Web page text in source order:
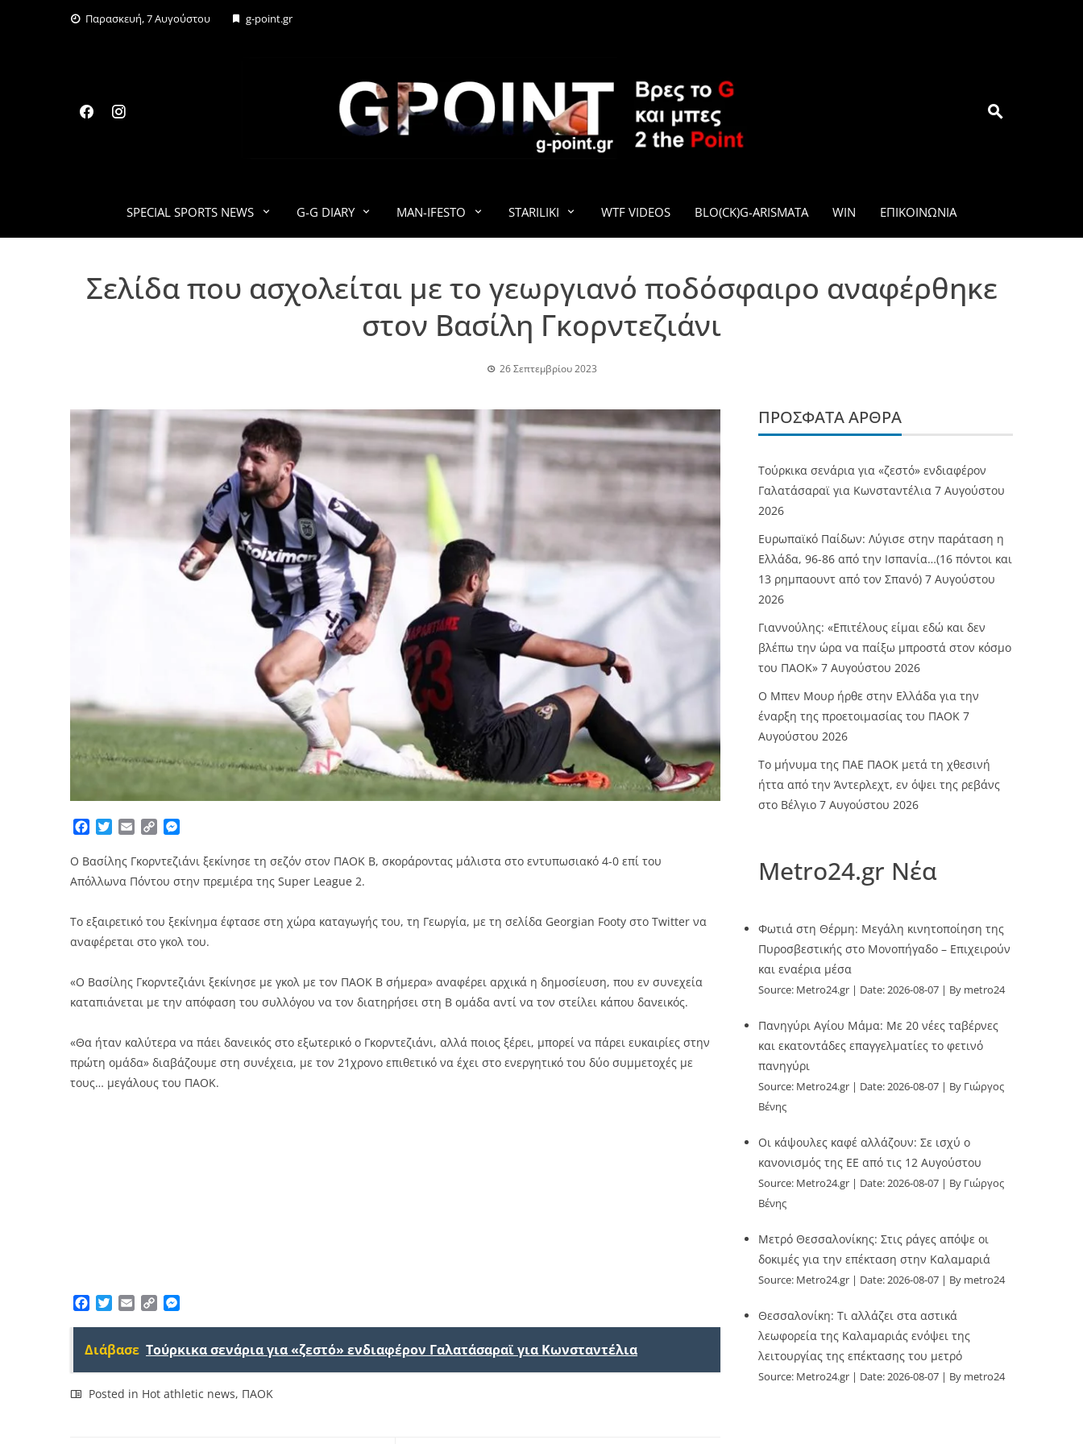
Παρασκευή, 7 Αυγούστου g-point.gr
G-POINT.GR
SPECIAL SPORTS NEWS G-G DIARY MAN-IFESTO STARILIKI WTF VIDEOS BLO(CK)G-ARISMATA WIN ΕΠΙΚΟΙΝΩΝΊΑ
Σελίδα που ασχολείται με το γεωργιανό ποδόσφαιρο αναφέρθηκε
στον Βασίλη Γκορντεζιάνι
26 Σεπτεμβρίου 2023
Facebook
TwitterEmailCopy
Ο Βασίλης Γκορντεζιάνι ξεκίνησε τη σεζόν στον ΠΑΟΚ Β, σκοράροντας μάλιστα στο εντυπωσιακό 4-0 επί του
Απόλλωνα Πόντου στην πρεμιέρα της Super League 2.
Το εξαιρετικό του ξεκίνημα έφτασε στη χώρα καταγωγής του, τη Γεωργία, με τη σελίδα Georgian Footy στο Twitter να
αναφέρεται στο γκολ του.
«Ο Βασίλης Γκορντεζιάνι ξεκίνησε με γκολ με τον ΠΑΟΚ Β σήμερα» αναφέρει αρχικά η δημοσίευση, που εν συνεχεία
καταπιάνεται με την απόφαση του συλλόγου να τον διατηρήσει στη Β ομάδα αντί να τον στείλει κάπου δανεικός.
«Θα ήταν καλύτερα να πάει δανεικός στο εξωτερικό ο Γκορντεζιάνι, αλλά ποιος ξέρει, μπορεί να πάρει ευκαιρίες στην
πρώτη ομάδα» διαβάζουμε στη συνέχεια, με τον 21χρονο επιθετικό να έχει στο ενεργητικό του δύο συμμετοχές με
τους… μεγάλους του ΠΑΟΚ.
Facebook
TwitterEmailCopy
Διάβασε Τούρκικα σενάρια για «ζεστό» ενδιαφέρον Γαλατάσαραϊ για Κωνσταντέλια
Posted in Hot athletic news, ΠΑΟΚ
ΠΡΌΣΦΑΤΑ ΆΡΘΡΑ
Τούρκικα σενάρια για «ζεστό» ενδιαφέρον
Γαλατάσαραϊ για Κωνσταντέλια 7 Αυγούστου
2026
Ευρωπαϊκό Παίδων: Λύγισε στην παράταση η
Ελλάδα, 96-86 από την Ισπανία…(16 πόντοι και
13 ρημπαουντ από τον Σπανό) 7 Αυγούστου
2026
Γιαννούλης: «Επιτέλους είμαι εδώ και δεν
βλέπω την ώρα να παίξω μπροστά στον κόσμο
του ΠΑΟΚ» 7 Αυγούστου 2026
O Mπεν Μουρ ήρθε στην Ελλάδα για την
έναρξη της προετοιμασίας του ΠΑΟΚ 7
Αυγούστου 2026
Το μήνυμα της ΠΑΕ ΠΑΟΚ μετά τη χθεσινή
ήττα από την Άντερλεχτ, εν όψει της ρεβάνς
στο Βέλγιο 7 Αυγούστου 2026
Metro24.gr Νέα
Φωτιά στη Θέρμη: Μεγάλη κινητοποίηση της
Πυροσβεστικής στο Μονοπήγαδο – Επιχειρούν
και εναέρια μέσα
Source: Metro24.gr Date: 2026-08-07 By metro24
Πανηγύρι Αγίου Μάμα: Με 20 νέες ταβέρνες
και εκατοντάδες επαγγελματίες το φετινό
πανηγύρι
Source: Metro24.gr Date: 2026-08-07
By Γιώργος
Βένης
Οι κάψουλες καφέ αλλάζουν: Σε ισχύ ο
κανονισμός της ΕΕ από τις 12 Αυγούστου
Source: Metro24.gr Date: 2026-08-07
By Γιώργος
Βένης
Μετρό Θεσσαλονίκης: Στις ράγες απόψε οι
δοκιμές για την επέκταση στην Καλαμαριά
Source: Metro24.gr Date: 2026-08-07 By metro24
Θεσσαλονίκη: Τι αλλάζει στα αστικά
λεωφορεία της Καλαμαριάς ενόψει της
λειτουργίας της επέκτασης του μετρό
Source: Metro24.gr Date: 2026-08-07 By metro24